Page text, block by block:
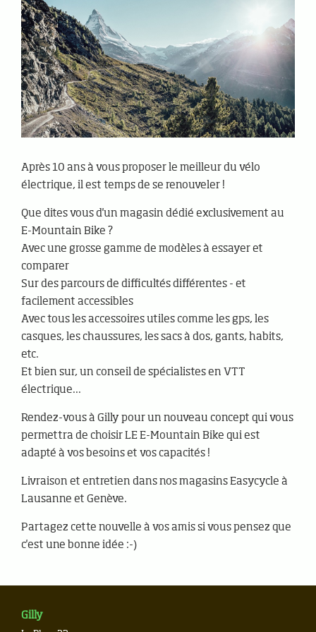
Après 10 ans à vous proposer le meilleur du vélo
électrique, il est temps de se renouveler !
Que dites vous d'un magasin dédié exclusivement au
E-Mountain Bike ?
Avec une grosse gamme de modèles à essayer et
comparer
Sur des parcours de difficultés différentes - et
facilement accessibles
Avec tous les accessoires utiles comme les gps, les
casques, les chaussures, les sacs à dos, gants, habits,
etc.
Et bien sur, un conseil de spécialistes en VTT
électrique...
Rendez-vous à Gilly pour un nouveau concept qui vous
permettra de choisir LE E-Mountain Bike qui est
adapté à vos besoins et vos capacités !
Livraison et entretien dans nos magasins Easycycle à
Lausanne et Genève.
Partagez cette nouvelle à vos amis si vous pensez que
c'est une bonne idée :-)
Gilly